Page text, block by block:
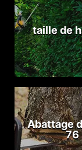
taille de
Abattage
76